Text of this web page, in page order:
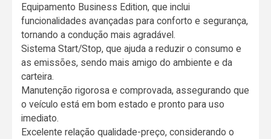
Equipamento Business Edition, que inclui
funcionalidades avançadas para conforto e segurança,
tornando a condução mais agradável.
Sistema Start/Stop, que ajuda a reduzir o consumo e
as emissões, sendo mais amigo do ambiente e da
carteira.
Manutenção rigorosa e comprovada, assegurando que
o veículo está em bom estado e pronto para uso
imediato.
Excelente relação qualidade-preço, considerando o